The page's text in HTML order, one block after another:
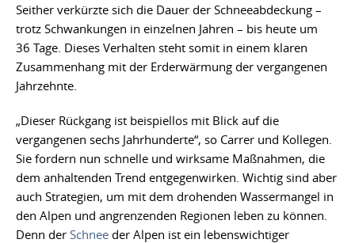
Seither verkürzte sich die Dauer der Schneeabdeckung –
trotz Schwankungen in einzelnen Jahren – bis heute um
36 Tage. Dieses Verhalten steht somit in einem klaren
Zusammenhang mit der Erderwärmung der vergangenen
Jahrzehnte.
„Dieser Rückgang ist beispiellos mit Blick auf die
vergangenen sechs Jahrhunderte“, so Carrer und Kollegen.
Sie fordern nun schnelle und wirksame Maßnahmen, die
dem anhaltenden Trend entgegenwirken. Wichtig sind aber
auch Strategien, um mit dem drohenden Wassermangel in
den Alpen und angrenzenden Regionen leben zu können.
Denn der Schnee der Alpen ist ein lebenswichtiger